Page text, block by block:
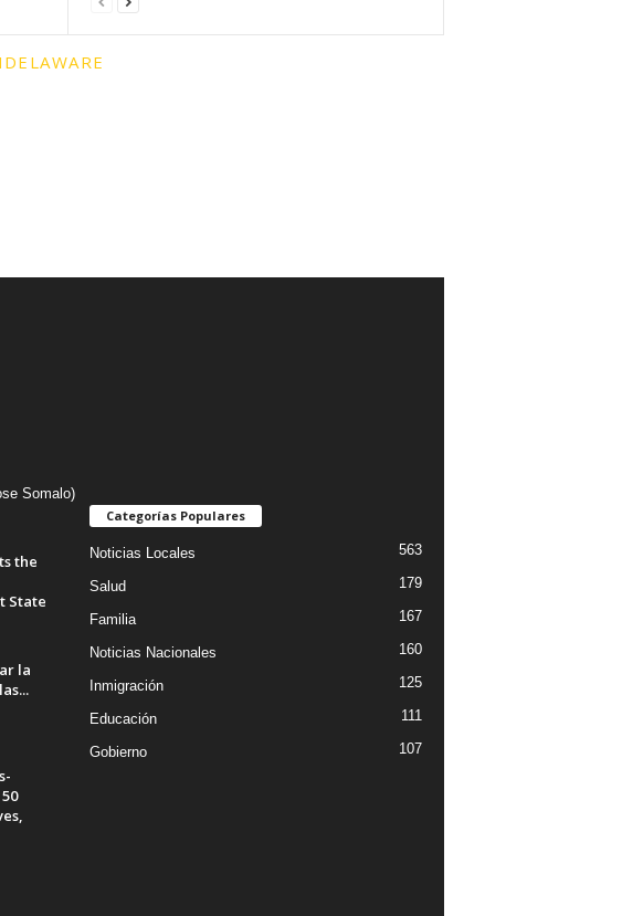
Somalo)
the
State
la
Categorías Populares
Noticias Locales 563
Salud 179
Familia 167
Noticias Nacionales 160
Inmigración 125
Educación 111
Gobierno 107